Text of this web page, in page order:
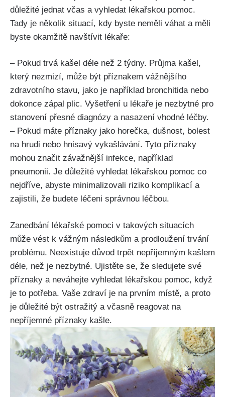
důležité jednat ⁢včas a⁢ vyhledat lékařskou pomoc.
Tady je několik situací, kdy byste neměli⁢ váhat a měli⁤
byste okamžitě navštívit lékaře:
– Pokud trvá kašel déle ⁢než 2 týdny. Průjma ⁣kašel,
který nezmizí, může‍ být příznakem ‌vážnějšího
zdravotního stavu, jako je například bronchitida nebo
dokonce zápal plic. Vyšetření u lékaře je‍ nezbytné pro
stanovení přesné diagnózy a nasazení vhodné léčby.
– Pokud máte příznaky jako horečka, dušnost, bolest
na ‍hrudi nebo ‍hnisavý vykašlávání. Tyto příznaky
mohou ‌značit závažnější‌ infekce, například
pneumonii. Je důležité vyhledat lékařskou pomoc co
nejdříve, abyste minimalizovali riziko komplikací a
‌zajistili, že budete léčeni správnou léčbou.
Zanedbání lékařské pomoci v takových situacích
‍může vést k vážným následkům a prodloužení trvání
problému. Neexistuje důvod ⁣trpět nepříjemným kašlem
‍déle, než je nezbytné. Ujistěte ⁢se,‍ že sledujete‌ své
příznaky a ​neváhejte ​vyhledat lékařskou pomoc, když
je to potřeba. Vaše zdraví je na prvním místě, a proto
je důležité být ostražitý a včasně reagovat na
nepříjemné příznaky kašle.